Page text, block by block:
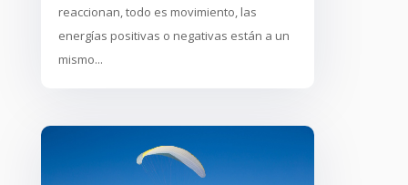
reaccionan, todo es movimiento, las
energías positivas o negativas están a un
mismo...